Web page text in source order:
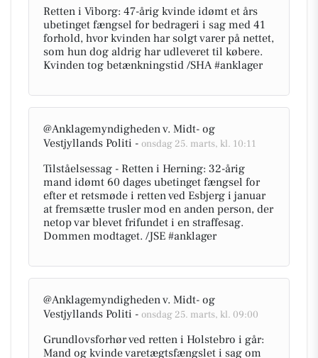
Retten i Viborg: 47-årig kvinde idømt et års
ubetinget fængsel for bedrageri i sag med 41
forhold, hvor kvinden har solgt varer på nettet,
som hun dog aldrig har udleveret til købere.
Kvinden tog betænkningstid /SHA #anklager
@Anklagemyndigheden v. Midt- og
Vestjyllands Politi - onsdag 25. marts, kl. 10:11
Tilståelsessag - Retten i Herning: 32-årig
mand idømt 60 dages ubetinget fængsel for
efter et retsmøde i retten ved Esbjerg i januar
at fremsætte trusler mod en anden person, der
netop var blevet frifundet i en straffesag.
Dommen modtaget. /JSE #anklager
@Anklagemyndigheden v. Midt- og
Vestjyllands Politi - onsdag 25. marts, kl. 09:00
Grundlovsforhør ved retten i Holstebro i går:
Mand og kvinde varetægtsfængslet i sag om